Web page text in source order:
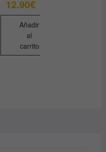
12.90€
Añadir
al
carrito